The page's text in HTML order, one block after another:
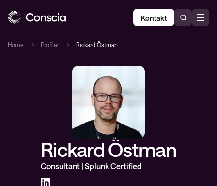
Kontakt
Home Profiler Rickard Östman
Rickard Östman
Consultant | Splunk Certified